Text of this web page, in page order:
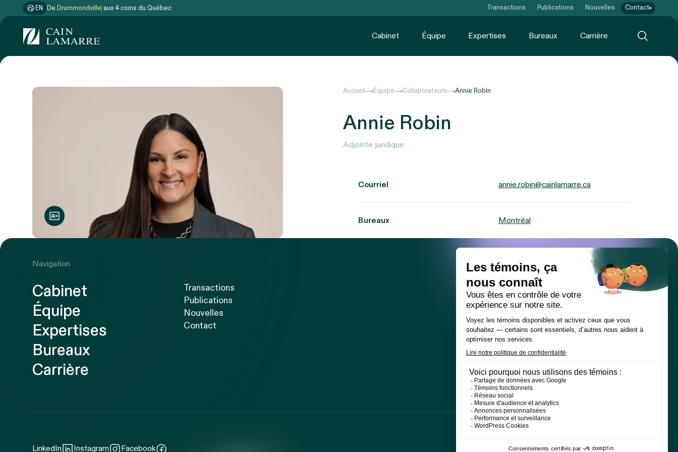
EN De Drummondville
aux 4 coins du Québec Transactions Publications Nouvelles Contact
Cabinet Équipe Expertises Bureaux Carrière
Accueil Équipe Collaborateurs Annie Robin
Annie Robin
Adjointe juridique
Courriel annie.robin@cainlamarre.ca
Bureaux Montréal
Navigation
Cabinet
Équipe
Expertises
Bureaux
Carrière
Transactions
Publications
Nouvelles
Contact
LinkedIn Instagram Facebook